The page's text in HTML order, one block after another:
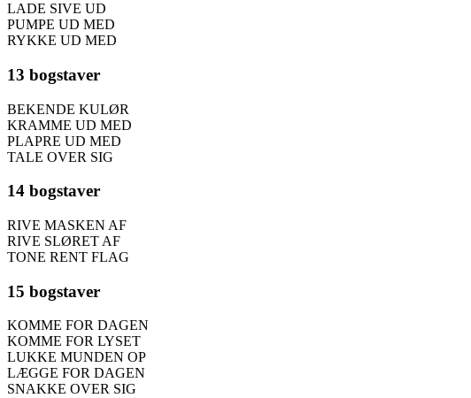
LADE SIVE UD
PUMPE UD MED
RYKKE UD MED
13 bogstaver
BEKENDE KULØR
KRAMME UD MED
PLAPRE UD MED
TALE OVER SIG
14 bogstaver
RIVE MASKEN AF
RIVE SLØRET AF
TONE RENT FLAG
15 bogstaver
KOMME FOR DAGEN
KOMME FOR LYSET
LUKKE MUNDEN OP
LÆGGE FOR DAGEN
SNAKKE OVER SIG